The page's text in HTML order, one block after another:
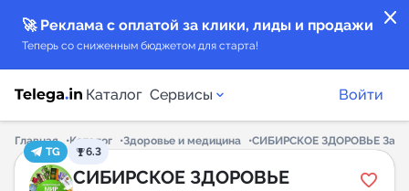
close
🚀 Реклама с оплатой за клики, лиды и продажи
Теперь со сниженным бюджетом для старта!
Каталог Сервисы
Каталог каналов
Войти
Главная Каталог Здоровье и медицина
СИБИРСКОЕ ЗДОРОВЬЕ
TG
6.3
СИБИРСКОЕ ЗДОРОВЬЕ